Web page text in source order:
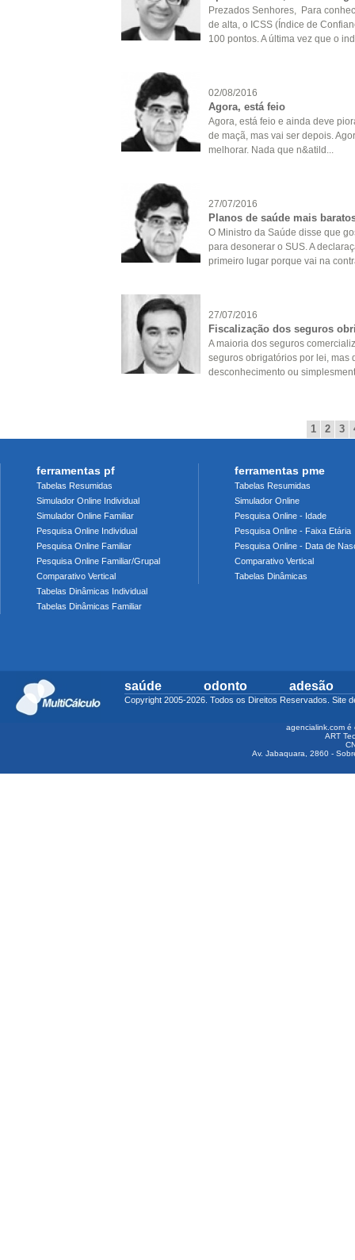
Prezados Senhores, Para
de alta, o ICSS (Índice de
100 pontos. A última vez que o
02/08/2016
Agora, está feio
Agora, está feio e ainda deve
de maçã, mas vai ser depois.
melhorar. Nada que n&atild...
27/07/2016
Planos de saúde mais
O Ministro da Saúde disse que
para desonerar o SUS. A
primeiro lugar porque vai na
27/07/2016
Fiscalização dos seguros
A maioria dos seguros
seguros obrigatórios por lei, mas
desconhecimento ou
1 2 3
ferramentas pf
Tabelas Resumidas
Simulador Online Individual
Simulador Online Familiar
Pesquisa Online Individual
Pesquisa Online Familiar
Pesquisa Online Familiar/Grupal
Comparativo Vertical
Tabelas Dinâmicas Individual
Tabelas Dinâmicas Familiar
ferramentas pme
Tabelas Resumidas
Simulador Online
Pesquisa Online - Idade
Pesquisa Online - Faixa Etária
Pesquisa Online - Data de
Comparativo Vertical
Tabelas Dinâmicas
saúde odonto adesão
Copyright 2005-2026. Todos os Direitos Reservados. Site
agencialink.com
ART
Av. Jabaquara, 2860 -